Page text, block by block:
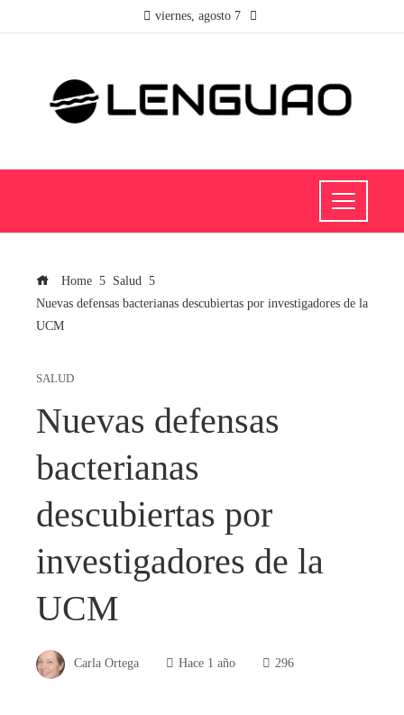
viernes, agosto 7
Home
Salud
Nuevas defensas bacterianas descubiertas por investigadores de la
UCM
SALUD
Nuevas defensas
bacterianas
descubiertas por
investigadores de la
UCM
Carla Ortega Hace 1 año 296